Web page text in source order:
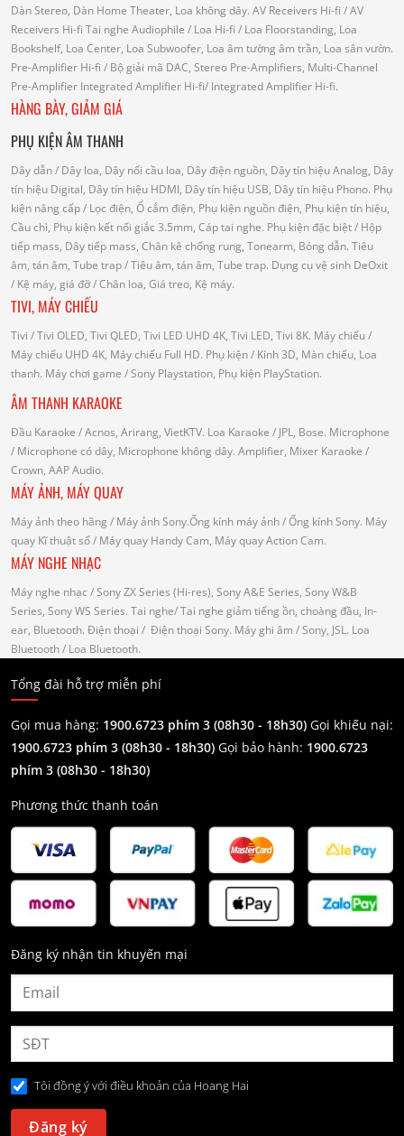
Dàn Stereo, Dàn Home Theater, Loa không dây. AV Receivers Hi-fi / AV
Receivers Hi-fi Tai nghe Audiophile / Loa Hi-fi / Loa Floorstanding, Loa
Bookshelf, Loa Center, Loa Subwoofer, Loa âm tường âm trần, Loa sân vườn.
Pre-Amplifier Hi-fi / Bộ giải mã DAC, Stereo Pre-Amplifiers, Multi-Channel
Pre-Amplifier Integrated Amplifier Hi-fi/ Integrated Amplifier Hi-fi.
HÀNG BÀY, GIẢM GIÁ
PHỤ KIỆN ÂM THANH
Dây dẫn/ Dây loa, Dây nối cầu loa, Dây điện nguồn, Dây tín hiệu Analog, Dây
tín hiệu Digital, Dây tín hiệu HDMI, Dây tín hiệu USB, Dây tín hiệu Phono. Phụ
kiện nâng cấp/ Lọc điện, Ổ cắm điện, Phụ kiện nguồn điện, Phụ kiện tín hiệu,
Cầu chì, Phụ kiện kết nối giắc 3.5mm, Cáp tai nghe. Phụ kiện đặc biệt/ Hộp
tiếp mass, Dây tiếp mass, Chân kê chống rung, Tonearm, Bóng dẫn. Tiêu
âm, tán âm, Tube trap/ Tiêu âm, tán âm, Tube trap. Dụng cụ vệ sinh DeOxit
/ Kệ máy, giá đỡ/ Chân loa, Giá treo, Kệ máy.
TIVI, MÁY CHIẾU
Tivi / Tivi OLED, Tivi QLED, Tivi LED UHD 4K, Tivi LED, Tivi 8K. Máy chiếu/
Máy chiếu UHD 4K, Máy chiếu Full HD. Phụ kiện/ Kính 3D, Màn chiếu, Loa
thanh. Máy chơi game / Sony Playstation, Phụ kiện PlayStation.
ÂM THANH KARAOKE
Đầu Karaoke / Acnos, Arirang, VietKTV. Loa Karaoke / JPL, Bose. Microphone
/ Microphone có dây, Microphone không dây. Amplifier, Mixer Karaoke /
Crown, AAP Audio.
MÁY ẢNH, MÁY QUAY
Máy ảnh theo hãng / Máy ảnh Sony.Ống kính máy ảnh / Ống kính Sony. Máy
quay Kĩ thuật số/ Máy quay Handy Cam, Máy quay Action Cam.
MÁY NGHE NHẠC
Máy nghe nhạc / Sony ZX Series (Hi-res), Sony A&E Series, Sony W&B
Series, Sony WS Series. Tai nghe/ Tai nghe giảm tiếng ồn, choàng đầu, In-
ear, Bluetooth. Điện thoại / Điện thoại Sony. Máy ghi âm / Sony, JSL. Loa
Bluetooth/ Loa Bluetooth.
Tổng đài hỗ trợ miễn phí
Gọi mua hàng: 1900.6723 phím 3 (08h30 - 18h30) Gọi khiếu nại:
1900.6723 phím 3 (08h30 - 18h30) Gọi bảo hành: 1900.6723
phím 3 (08h30 - 18h30)
Phương thức thanh toán
Đăng ký nhận tin khuyến mại
Tôi đồng ý với điều khoản của Hoang Hai